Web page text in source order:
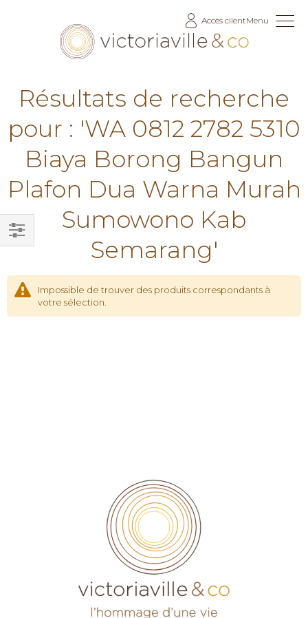
Accès clientMenu
Résultats de recherche
pour : 'WA 0812 2782 5310
Biaya Borong Bangun
Plafon Dua Warna Murah
Sumowono Kab
Semarang'
Impossible de trouver des produits correspondants à
votre sélection.
Filtrer